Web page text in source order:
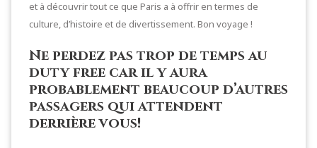
et à découvrir tout ce que Paris a à offrir en termes de
culture, d’histoire et de divertissement. Bon voyage !
Ne perdez pas trop de temps au
duty free car il y aura
probablement beaucoup d’autres
passagers qui attendent
derrière vous!